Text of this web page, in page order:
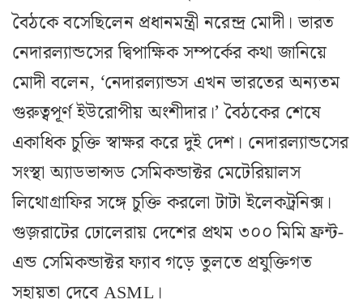
বৈঠকে বসেছিলেন প্রধানমন্ত্রী নরেন্দ্র মোদী। ভারত
নেদারল্যান্ডসের দ্বিপাক্ষিক সম্পর্কের কথা জানিয়ে
মোদী বলেন, ‘নেদারল্যান্ডস এখন ভারতের অন্যতম
গুরুত্বপূর্ণ ইউরোপীয় অংশীদার।’ বৈঠকের শেষে
একাধিক চুক্তি স্বাক্ষর করে দুই দেশ। নেদারল্যান্ডসের
সংস্থা অ্যাডভান্সড সেমিকন্ডাক্টর মেটেরিয়ালস
লিথোগ্রাফির সঙ্গে চুক্তি করলো টাটা ইলেকট্রনিক্স।
গুজ়রাটের ঢোলেরায় দেশের প্রথম ৩০০ মিমি ফ্রন্ট-
এন্ড সেমিকন্ডাক্টর ফ্যাব গড়ে তুলতে প্রযুক্তিগত
সহায়তা দেবে ASML।